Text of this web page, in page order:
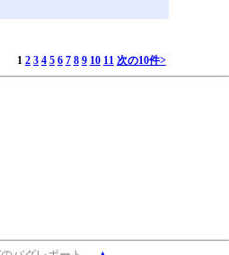
1 2 3 4 5 6 7 8 9 10 11 次の10件>